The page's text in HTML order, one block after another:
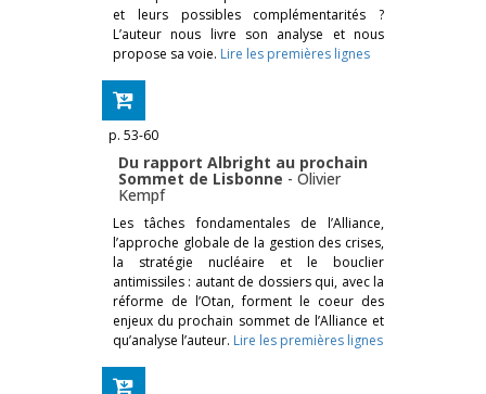
et leurs possibles complémentarités ?
L’auteur nous livre son analyse et nous
propose sa voie. Lire les premières lignes
p. 53-60
Du rapport Albright au prochain
Sommet de Lisbonne - Olivier
Kempf
Les tâches fondamentales de l’Alliance,
l’approche globale de la gestion des crises,
la stratégie nucléaire et le bouclier
antimissiles : autant de dossiers qui, avec la
réforme de l’Otan, forment le coeur des
enjeux du prochain sommet de l’Alliance et
qu’analyse l’auteur. Lire les premières lignes